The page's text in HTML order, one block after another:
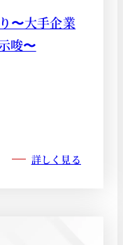
〜大手企業
唆〜
詳しく見る